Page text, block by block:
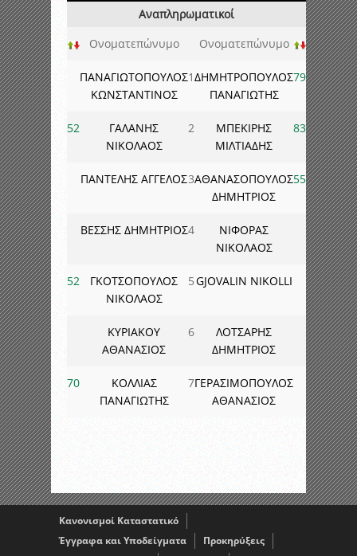
Αναπληρωματικοί
Ονοματεπώνυμο
Ονοματεπώνυμο
ΠΑΝΑΓΙΩΤΟΠΟΥΛΟΣ
ΚΩΝΣΤΑΝΤΙΝΟΣ
1ΔΗΜΗΤΡΟΠΟΥΛΟΣ
ΠΑΝΑΓΙΩΤΗΣ
79
52
ΓΑΛΑΝΗΣ
ΝΙΚΟΛΑΟΣ
2
ΜΠΕΚΙΡΗΣ
ΜΙΛΤΙΑΔΗΣ
83
ΠΑΝΤΕΛΗΣ ΑΓΓΕΛΟΣ3ΑΘΑΝΑΣΟΠΟΥΛΟΣ
ΔΗΜΗΤΡΙΟΣ
55
ΒΕΣΣΗΣ ΔΗΜΗΤΡΙΟΣ4
ΝΙΦΟΡΑΣ
ΝΙΚΟΛΑΟΣ
52
ΓΚΟΤΣΟΠΟΥΛΟΣ
ΝΙΚΟΛΑΟΣ
5GJOVALIN NIKOLLI
ΚΥΡΙΑΚΟΥ
ΑΘΑΝΑΣΙΟΣ
6
ΛΟΤΣΑΡΗΣ
ΔΗΜΗΤΡΙΟΣ
70
ΚΟΛΛΙΑΣ
ΠΑΝΑΓΙΩΤΗΣ
7ΓΕΡΑΣΙΜΟΠΟΥΛΟΣ
ΑΘΑΝΑΣΙΟΣ
Κανονισμοί Καταστατικό
Έγγραφα και Υποδείγματα
Προκηρύξεις